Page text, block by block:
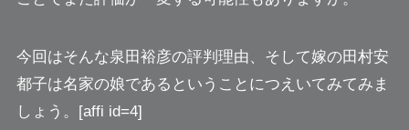
今回はそんな泉田裕彦の評判理由、そして嫁の田村安
都子は名家の娘であるということにつえいてみてみま
しょう。[affi id=4]